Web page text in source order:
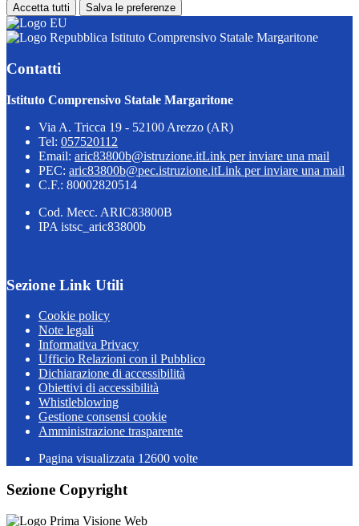
Accetta tutti Salva le preferenze
Istituto Comprensivo Statale Margaritone
Contatti
Istituto Comprensivo Statale Margaritone
Via A. Tricca 19 - 52100 Arezzo (AR)
Tel: 057520112
Email: aric83800b@istruzione.itLink per inviare una mail
PEC: aric83800b@pec.istruzione.itLink per inviare una mail
C.F.: 80002820514
Cod. Mecc. ARIC83800B
IPA istsc_aric83800b
Sezione Link Utili
Cookie policy
Note legali
Informativa Privacy
Ufficio Relazioni con il Pubblico
Dichiarazione di accessibilità
Obiettivi di accessibilità
Whistleblowing
Gestione consensi cookie
Amministrazione trasparente
Pagina visualizzata 12600 volte
Sezione Copyright